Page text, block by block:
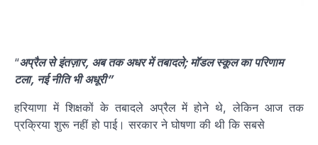
“अप्रैल से इंतज़ार, अब तक अधर में तबादले; मॉडल स्कूल का परिणाम
टला, नई नीति भी अधूरी”
हरियाणा में शिक्षकों के तबादले अप्रैल में होने थे, लेकिन आज तक
प्रक्रिया शुरू नहीं हो पाई। सरकार ने घोषणा की थी कि सबसे